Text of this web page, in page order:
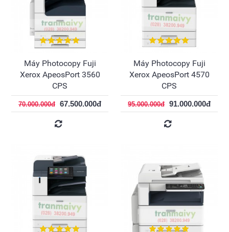
Máy Photocopy Fuji
Xerox ApeosPort 3560
CPS
70.000.000đ 67.500.000đ
Máy Photocopy Fuji
Xerox ApeosPort 4570
CPS
95.000.000đ 91.000.000đ